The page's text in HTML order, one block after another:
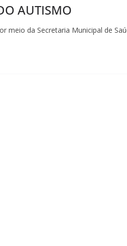
AUTISMO
meio da Secretaria Municipal de